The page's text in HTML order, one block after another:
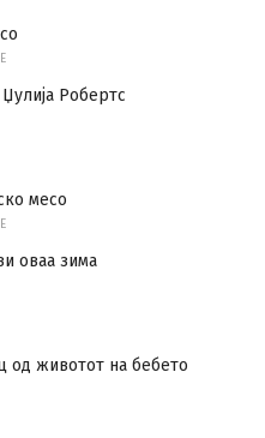
Робертс
месо
оваа зима
од животот на бебето